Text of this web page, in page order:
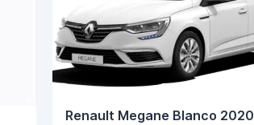
Renault Megane Blanco 2020